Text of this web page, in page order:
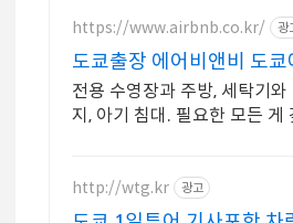
https://www.airbnb.co.kr/ 광
도쿄출장 에어비앤비 도쿄
전용 수영장과 주방, 세탁기
지, 아기 침대. 필요한 모든 게
http://wtg.kr 광고